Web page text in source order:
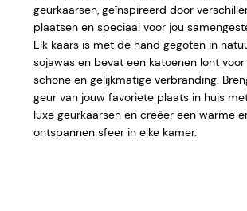
geurkaarsen, geïnspireerd door
plaatsen en speciaal voor jou
Elk kaars is met de hand gegoten in
sojawas en bevat een katoenen lont voor
schone en gelijkmatige verbranding.
geur van jouw favoriete plaats in huis
luxe geurkaarsen en creëer een warme
ontspannen sfeer in elke kamer.